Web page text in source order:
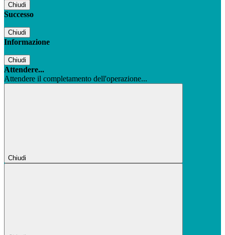
Chiudi
Successo
Chiudi
Informazione
Chiudi
Attendere...
Attendere il completamento dell'operazione...
Chiudi